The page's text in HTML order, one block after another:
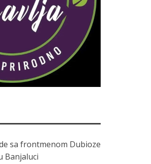
sa frontmenom Dubioze
Banjaluci